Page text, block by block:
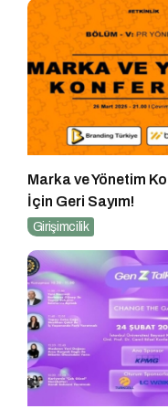
Marka ve Yönetim
İçin Geri Sayım!
Girişimcilik